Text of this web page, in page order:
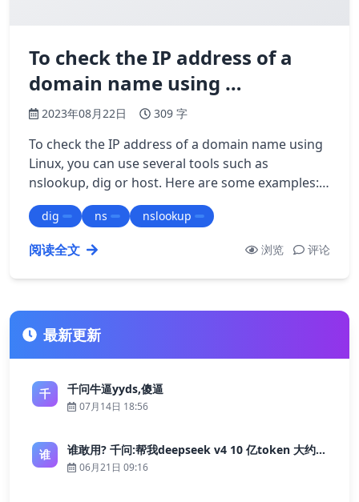
To check the IP address of a
domain name using …
2023年08月22日 309 字
To check the IP address of a domain name using
Linux, you can use several tools such as
nslookup, dig or host. Here are some examples:
Using nslookup: ``` nslookup example.co…
dig ns nslookup
阅读全文 浏览 评论
最新更新
千 千问牛逼yyds,傻逼
07月14日 18:56
谁 谁敢用? 千问:帮我deepseek v4 10 亿token 大约多少花费 ?
06月21日 09:16